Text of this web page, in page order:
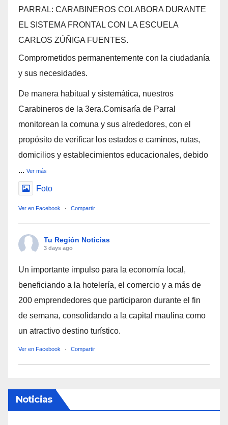
PARRAL: CARABINEROS COLABORA DURANTE
EL SISTEMA FRONTAL CON LA ESCUELA
CARLOS ZÚÑIGA FUENTES.
Comprometidos permanentemente con la ciudadanía
y sus necesidades.
De manera habitual y sistemática, nuestros
Carabineros de la 3era.Comisaría de Parral
monitorean la comuna y sus alrededores, con el
propósito de verificar los estados e caminos, rutas,
domicilios y establecimientos educacionales, debido
... Ver más
Foto
Ver en Facebook · Compartir
Tu Región Noticias
3 days ago
Un importante impulso para la economía local,
beneficiando a la hotelería, el comercio y a más de
200 emprendedores que participaron durante el fin
de semana, consolidando a la capital maulina como
un atractivo destino turístico.
Ver en Facebook · Compartir
Noticias